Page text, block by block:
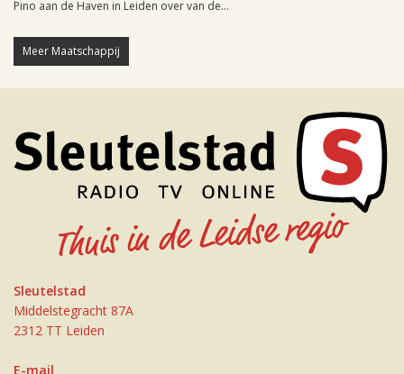
Pino aan de Haven in Leiden over van de...
Meer Maatschappij
Sleutelstad
Middelstegracht 87A
2312 TT Leiden
E-mail